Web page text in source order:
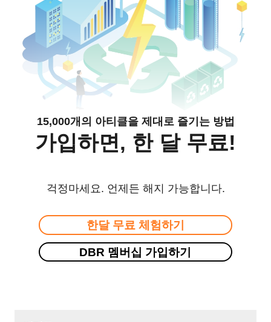
15,000개의 아티클을 제대로 즐기는 방법
가입하면, 한 달 무료!
걱정마세요. 언제든 해지 가능합니다.
한달 무료 체험하기
DBR 멤버십 가입하기